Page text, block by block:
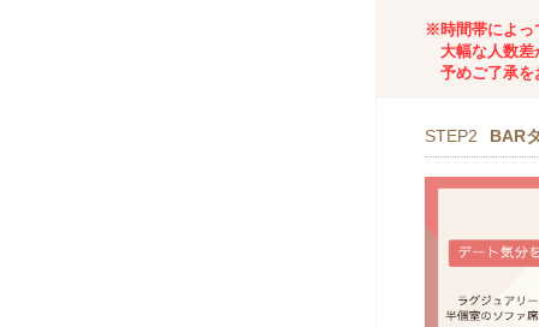
※時間帯によっ
大幅な人数差
予めご了承を
STEP2 BAR